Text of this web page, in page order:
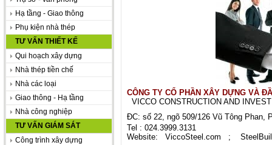
Hạ tầng - Giao thông
Phụ kiện nhà thép
TƯ VẤN THIẾT KẾ
Qui hoạch xây dựng
Nhà thép tiền chế
Nhà các loại
Giao thông - Hạ tầng
Nhà công nghiệp
TƯ VẤN GIÁM SÁT
Công trình xây dựng
CÔNG TY CỔ PHẦN XÂY DỰNG VÀ
VICCO CONSTRUCTION AND
ĐC: số 22, ngõ 509/126 Vũ Tông Phan,
Tel :
Website: ViccoSteel.com ;